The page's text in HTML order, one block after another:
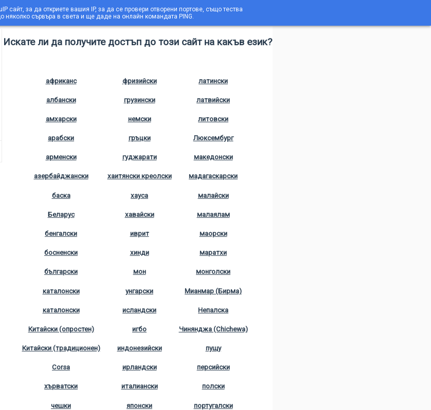
сайт, за да откриете вашия IP, за да се провери отворени портове, също тества
няколко сървъра в света и ще даде на онлайн командата PING.
Искате ли да получите достъп до този сайт на какъв език?
африканс
албански
амхарски
арабски
арменски
азербайджански
баска
Беларус
бенгалски
босненски
български
каталонски
каталонски
Китайски (опростен)
Китайски (традиционен)
Corsa
хърватски
чешки
фризийски
грузински
немски
гръцки
гуджарати
хаитянски креолски
хауса
хавайски
иврит
хинди
мон
унгарски
исландски
игбо
индонезийски
ирландски
италиански
японски
латински
латвийски
литовски
Люксембург
македонски
мадагаскарски
малайски
малаялам
маорски
маратхи
монголски
Мианмар (Бирма)
Непалска
Чинянджа (Chichewa)
пущу
персийски
полски
португалски